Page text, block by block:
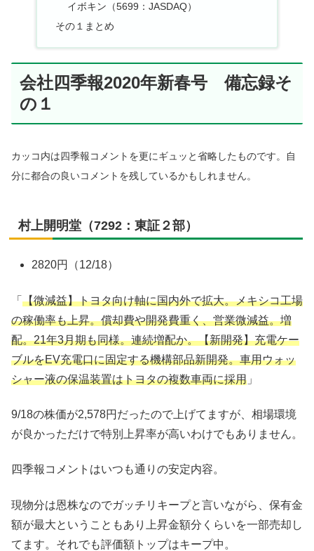
イボキン（5699：JASDAQ）
その１まとめ
会社四季報2020年新春号 備忘録そ
の１
カッコ内は四季報コメントを更にギュッと省略したものです。自
分に都合の良いコメントを残しているかもしれません。
村上開明堂（7292：東証２部）
2820円（12/18）
「 【微減益】トヨタ向け軸に国内外で拡大。メキシコ工場
の稼働率も上昇。償却費や開発費重く、営業微減益。増
配。21年3月期も同様。連続増配か。【新開発】充電ケー
ブルをEV充電口に固定する機構部品新開発。車用ウォッ
シャー液の保温装置はトヨタの複数車両に採用 」
9/18の株価が2,578円だったので上げてますが、相場環境
が良かっただけで特別上昇率が高いわけでもありません。
四季報コメントはいつも通りの安定内容。
現物分は恩株なのでガッチリキープと言いながら、保有金
額が最大ということもあり上昇金額分くらいを一部売却し
てます。それでも評価額トップはキープ中。